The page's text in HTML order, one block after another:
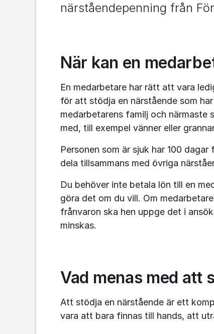
närståendepenning från
När kan en
En medarbetare har rätt att vara
för att stödja en närstående som
medarbetarens familj och närmaste
med, till exempel vänner eller
Personen som är sjuk har 100
dela tillsammans med övriga
Du behöver inte betala lön till en
göra det om du vill. Om
frånvaron ska hen uppge det i
minskas.
Vad menas med att
Att stödja en närstående är ett
vara att bara finnas till hands, att